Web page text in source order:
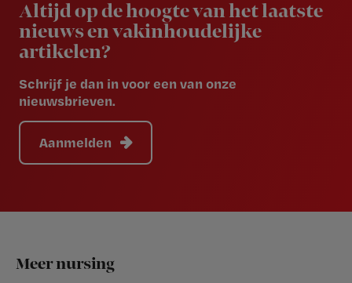
Altijd op de hoogte van het laatste
nieuws en vakinhoudelijke
artikelen?
Schrijf je dan in voor een van onze
nieuwsbrieven.
Aanmelden
Footer
Meer nursing